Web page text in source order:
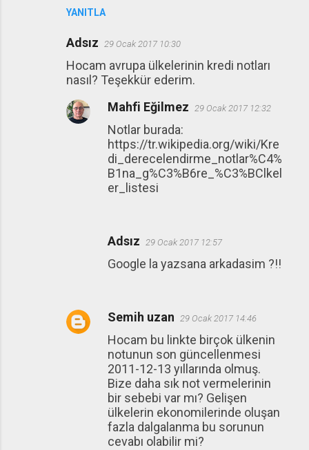
YANITLA
Adsız 29 Ocak 2017 10:30
Hocam avrupa ülkelerinin kredi notları
nasıl? Teşekkür ederim.
Mahfi Eğilmez 29 Ocak 2017 12:32
Notlar burada:
https://tr.wikipedia.org/wiki/Kre
di_derecelendirme_notlar%C4%
B1na_g%C3%B6re_%C3%BClkel
er_listesi
Adsız 29 Ocak 2017 12:57
Google la yazsana arkadasim ?!!
Semih uzan 29 Ocak 2017 14:46
Hocam bu linkte birçok ülkenin
notunun son güncellenmesi
2011-12-13 yıllarında olmuş.
Bize daha sık not vermelerinin
bir sebebi var mı? Gelişen
ülkelerin ekonomilerinde oluşan
fazla dalgalanma bu sorunun
cevabı olabilir mi?